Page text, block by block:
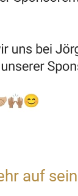
auf